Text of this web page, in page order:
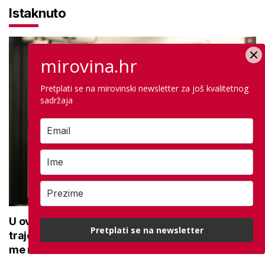
Istaknuto
U ovoj optici rade najdetaljniji pregled vida,
traje sat vremena: Bila sam na njemu, evo što
me naučio
mirovina.hr
Pretplati se na mirovinski newsletter za još kvalitetnog
sadržaja
Pretplati se na newsletter